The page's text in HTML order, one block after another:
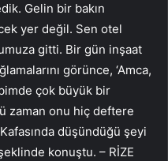
Gelin bir bakın
yer değil. Sen otel
gitti. Bir gün inşaat
görünce, ‘Amca,
çok büyük bir
zaman onu hiç deftere
düşündüğü şeyi
konuştu. – RİZE